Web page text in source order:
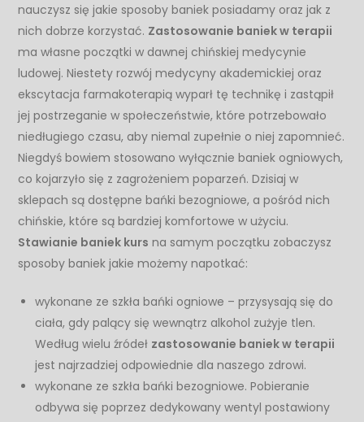
nauczysz się jakie sposoby baniek posiadamy oraz jak z
nich dobrze korzystać. Zastosowanie baniek w terapii
ma własne początki w dawnej chińskiej medycynie
ludowej. Niestety rozwój medycyny akademickiej oraz
ekscytacja farmakoterapią wyparł tę technikę i zastąpił
jej postrzeganie w społeczeństwie, które potrzebowało
niedługiego czasu, aby niemal zupełnie o niej zapomnieć.
Niegdyś bowiem stosowano wyłącznie baniek ogniowych,
co kojarzyło się z zagrożeniem poparzeń. Dzisiaj w
sklepach są dostępne bańki bezogniowe, a pośród nich
chińskie, które są bardziej komfortowe w użyciu.
Stawianie baniek kurs na samym początku zobaczysz
sposoby baniek jakie możemy napotkać:
wykonane ze szkła bańki ogniowe – przysysają się do
ciała, gdy palący się wewnątrz alkohol zużyje tlen.
Według wielu źródeł zastosowanie baniek w terapii
jest najrzadziej odpowiednie dla naszego zdrowi.
wykonane ze szkła bańki bezogniowe. Pobieranie
odbywa się poprzez dedykowany wentyl postawiony